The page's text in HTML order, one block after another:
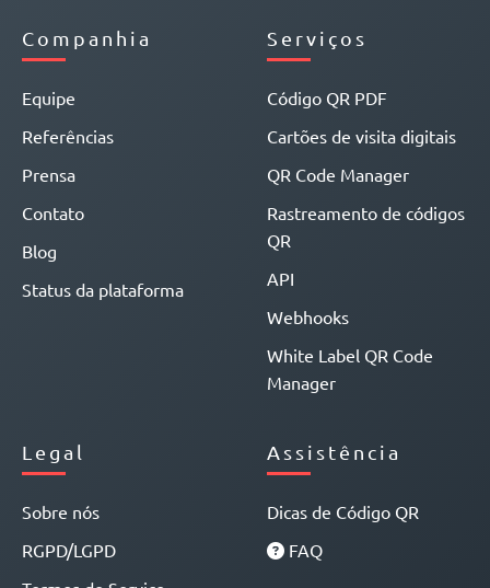
Companhia
Equipe
Referências
Prensa
Contato
Blog
Status da plataforma
Serviços
Código QR PDF
Cartões de visita digitais
QR Code Manager
Rastreamento de códigos
QR
API
Webhooks
White Label QR Code
Manager
Legal
Sobre nós
RGPD/LGPD
Assistência
Dicas de Código QR
FAQ